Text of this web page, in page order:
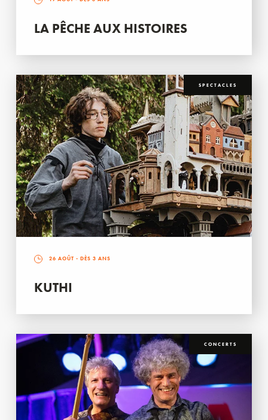
LA PÊCHE AUX HISTOIRES
SPECTACLES
26 AOÛT - DÈS 3 ANS
KUTHI
CONCERTS